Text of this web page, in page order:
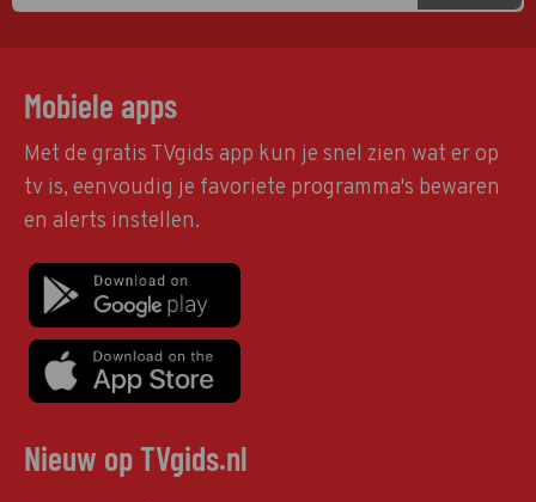
Mobiele apps
Met de gratis TVgids app kun je snel zien wat er op
tv is, eenvoudig je favoriete programma's bewaren
en alerts instellen.
Nieuw op TVgids.nl